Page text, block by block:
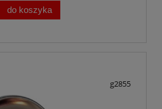
do koszyka
g2855